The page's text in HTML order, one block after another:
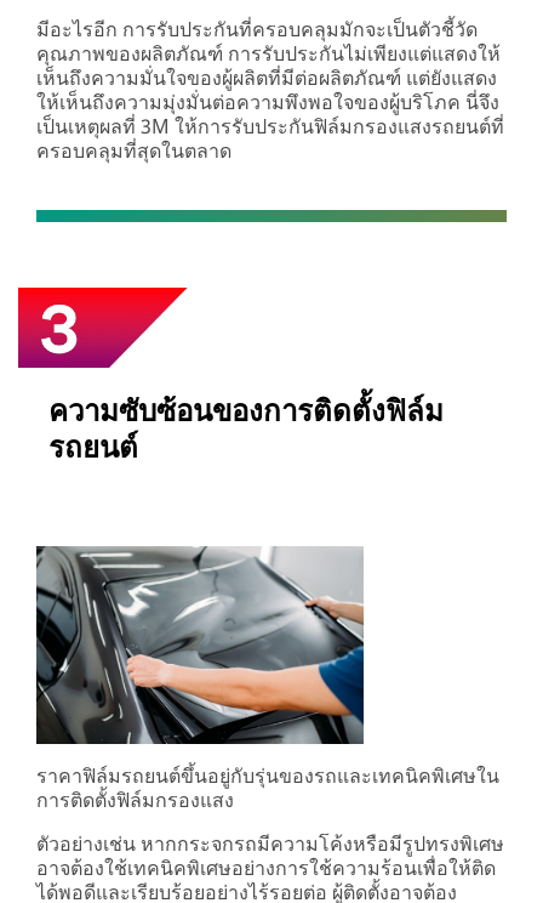
มีอะไรอีก การรับประกันที่ครอบคลุมมักจะเป็นตัวชี้วัด
คุณภาพของผลิตภัณฑ์ การรับประกันไม่เพียงแต่แสดงให้
เห็นถึงความมั่นใจของผู้ผลิตที่มีต่อผลิตภัณฑ์ แต่ยังแสดง
ให้เห็นถึงความมุ่งมั่นต่อความพึงพอใจของผู้บริโภค นี่จึง
เป็นเหตุผลที่ 3M ให้การรับประกันฟิล์มกรองแสงรถยนต์ที่
ครอบคลุมที่สุดในตลาด
ความซับซ้อนของการติดตั้งฟิล์ม
รถยนต์
ราคาฟิล์มรถยนต์ขึ้นอยู่กับรุ่นของรถและเทคนิคพิเศษใน
การติดตั้งฟิล์มกรองแสง
ตัวอย่างเช่น หากกระจกรถมีความโค้งหรือมีรูปทรงพิเศษ
อาจต้องใช้เทคนิคพิเศษอย่างการใช้ความร้อนเพื่อให้ติด
ได้พอดีและเรียบร้อยอย่างไร้รอยต่อ ผู้ติดตั้งอาจต้อง